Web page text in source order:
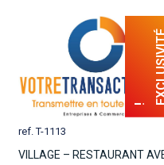
ref. T-1113
VILLAGE – RESTAURANT